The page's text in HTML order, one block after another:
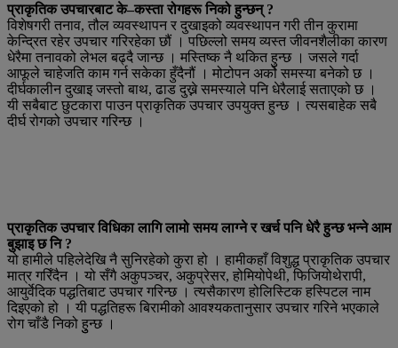
प्राकृतिक उपचारबाट के–कस्ता रोगहरू निको हुन्छन् ?
विशेषगरी तनाव, तौल व्यवस्थापन र दुखाइको व्यवस्थापन गरी तीन कुरामा
केन्द्रित रहेर उपचार गरिरहेका छौं । पछिल्लो समय व्यस्त जीवनशैलीका कारण
धेरैमा तनावको लेभल बढ्दै जान्छ । मस्तिष्क नै थकित हुन्छ । जसले गर्दा
आफूले चाहेजति काम गर्न सकेका हुँदैनौं । मोटोपन अर्को समस्या बनेको छ ।
दीर्घकालीन दुखाइ जस्तो बाथ, ढाड दुख्ने समस्याले पनि धेरैलाई सताएको छ ।
यी सबैबाट छुटकारा पाउन प्राकृतिक उपचार उपयुक्त हुन्छ । त्यसबाहेक सबै
दीर्घ रोगको उपचार गरिन्छ ।
प्राकृतिक उपचार विधिका लागि लामो समय लाग्ने र खर्च पनि धेरै हुन्छ भन्ने आम
बुझाइ छ नि ?
यो हामीले पहिलेदेखि नै सुनिरहेको कुरा हो । हामीकहाँ विशुद्ध प्राकृतिक उपचार
मात्र गरिँदैन । यो सँगै अकुपञ्चर, अकुप्रेसर, होमियोपेथी, फिजियोथेरापी,
आयुर्वेदिक पद्धतिबाट उपचार गरिन्छ । त्यसैकारण होलिस्टिक हस्पिटल नाम
दिइएको हो । यी पद्धतिहरू बिरामीको आवश्यकतानुसार उपचार गरिने भएकाले
रोग चाँडै निको हुुन्छ ।